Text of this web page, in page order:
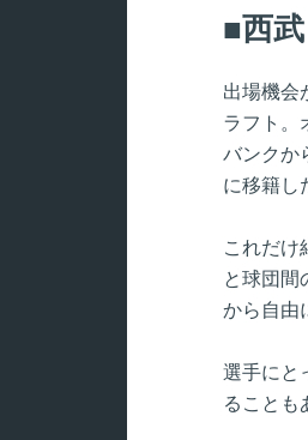
西
出場機会
ラフト。
バンクか
に移籍し
これだけ
と球団間
から自由
選手にと
ることも